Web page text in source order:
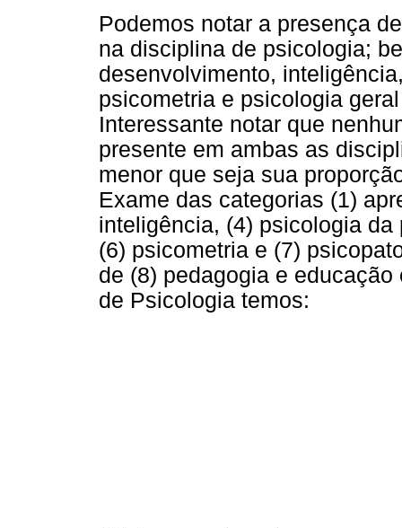
Podemos notar a presença
na disciplina de psicologia;
desenvolvimento,
psicometria e psicologia
Interessante notar que
presente em ambas as
menor que seja sua
Exame das categorias (1)
inteligência, (4) psicologia
(6) psicometria e (7)
de (8) pedagogia e
de Psicologia temos: